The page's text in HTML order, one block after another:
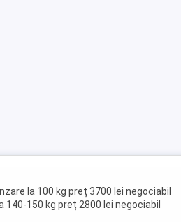
la 100 kg preț 3700 lei negociabil
150 kg preț 2800 lei negociabil